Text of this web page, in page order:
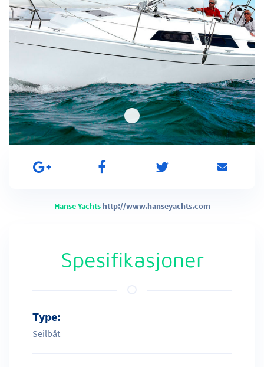
Hanse Yachts http://www.hanseyachts.com
Spesifikasjoner
Type:
Seilbåt